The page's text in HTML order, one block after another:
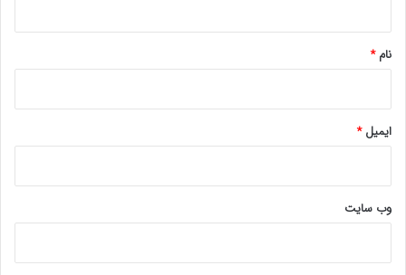
نام*
ایمیل*
وب‌ سایت